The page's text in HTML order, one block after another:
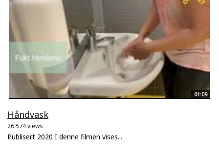
01:09
Håndvask
26.574 views
Publisert 2020 I denne filmen vises...